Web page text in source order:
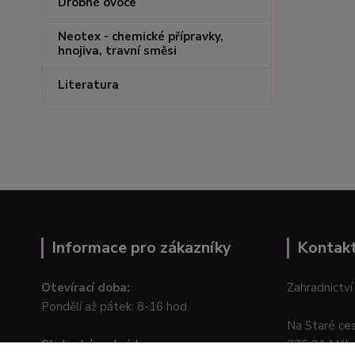
Neotex - chemické přípravky,
hnojiva, travní směsi
Literatura
Informace pro zákazníky
Otevírací doba:
Pondělí až pátek: 8-16 hod.
Obchodní podmínky
Na Staré
276 01